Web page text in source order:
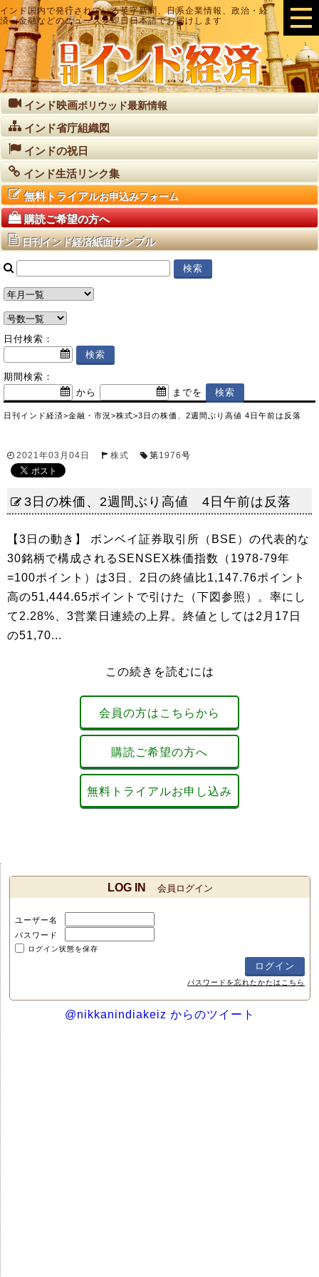
インド国内で発行されている英字新聞、日系企業情報、政治・経
済・金融などのニュースを即日日本語でお届けします
インド映画ボリウッド最新情報
インド省庁組織図
インドの祝日
インド生活リンク集
無料トライアルお申込みフォーム
購読ご希望の方へ
日刊インド経済紙面サンプル
日付検索：
期間検索：
から
までを
日刊インド経済>金融・市況 >株式>3日の株価、2週間ぶり高値 4日午前は反落
2021年03月04日 株式 第1976号
3日の株価、2週間ぶり高値 4日午前は反落
【3日の動き】 ボンベイ証券取引所（BSE）の代表的な
30銘柄で構成されるSENSEX株価指数（1978-79年
=100ポイント）は3日、2日の終値比1,147.76ポイント
高の51,444.65ポイントで引けた（下図参照）。率にし
て2.28%、3営業日連続の上昇。終値としては2月17日
の51,70...
この続きを読むには
会員の方はこちらから
購読ご希望の方へ
無料トライアルお申し込み
LOG IN 会員ログイン
ユーザー名
パスワード
ログイン状態を保存
パスワードを忘れたかたはこちら
@nikkanindiakeiz からのツイート